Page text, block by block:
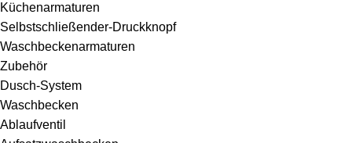
Küchenarmaturen
Selbstschließender-Druckknopf
Waschbeckenarmaturen
Zubehör
Dusch-System
Waschbecken
Ablaufventil